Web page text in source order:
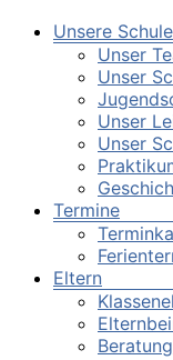
Unsere Schule
Unser
Unser
Unser
Unser
Termine
Eltern